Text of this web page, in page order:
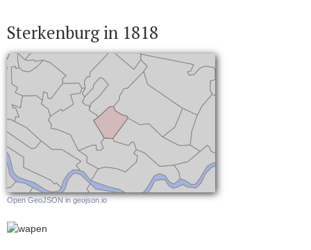
Sterkenburg in 1818
Open GeoJSON in geojson.io